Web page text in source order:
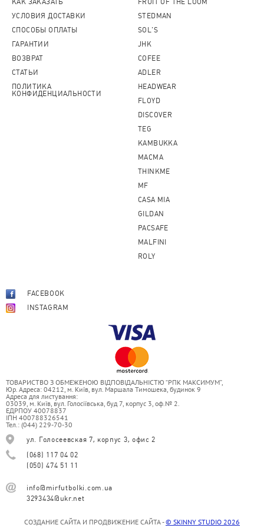
КАК ЗАКАЗАТЬ
УСЛОВИЯ ДОСТАВКИ
СПОСОБЫ ОПЛАТЫ
ГАРАНТИИ
ВОЗВРАТ
СТАТЬИ
ПОЛИТИКА
КОНФИДЕНЦИАЛЬНОСТИ
FRUIT OF THE LOOM
STEDMAN
SOL'S
JHK
COFEE
ADLER
HEADWEAR
FLOYD
DISCOVER
TEG
KAMBUKKA
MACMA
THINKME
MF
CASA MIA
GILDAN
PACSAFE
MALFINI
ROLY
FACEBOOK
INSTAGRAM
ТОВАРИСТВО З ОБМЕЖЕНОЮ ВІДПОВІДАЛЬНІСТЮ “РПК МАКСИМУМ”,
Юр. Адреса: 04212, м. Київ, вул. Маршала Тимошека, будинок 9
Адреса для листування:
03039, м. Київ, вул. Голосіївська, буд 7, корпус 3, оф.№ 2.
ЕДРПОУ 40078837
ІПН 400788326541
Тел.: (044) 229-70-30
ул. Голосеевская 7, корпус 3, офис 2
(068) 117 04 02
(050) 474 51 11
info@mirfutbolki.com.ua
3293434@ukr.net
СОЗДАНИЕ САЙТА И ПРОДВИЖЕНИЕ САЙТА -© SKINNY STUDIO 2026